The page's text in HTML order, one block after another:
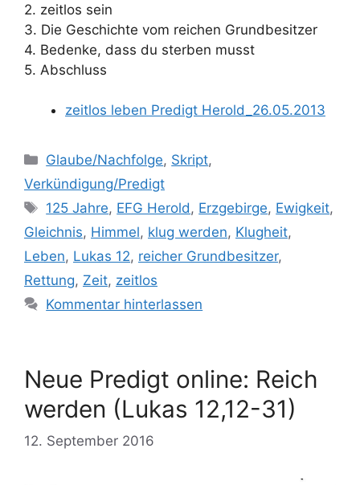
2. zeitlos sein
3. Die Geschichte vom reichen Grundbesitzer
4. Bedenke, dass du sterben musst
5. Abschluss
zeitlos leben Predigt Herold_26.05.2013
Kategorien
Glaube/Nachfolge, Skript,
Verkündigung/Predigt
Schlagwörter
125 Jahre, EFG Herold, Erzgebirge, Ewigkeit,
Gleichnis, Himmel, klug werden, Klugheit,
Leben, Lukas 12, reicher Grundbesitzer,
Rettung, Zeit, zeitlos
Kommentar hinterlassen
Neue Predigt online: Reich
werden (Lukas 12,12-31)
12. September 2016